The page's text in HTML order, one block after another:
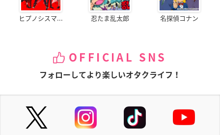
ヒプノシスマ... 忍たま乱太郎 名探偵コナン
OFFICIAL SNS
フォローしてより楽しいオタクライフ！